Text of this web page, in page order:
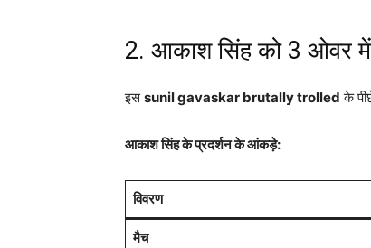
2. आकाश सिंह को 3 ओवर
इसsunil gavaskar brutally trolled के
आकाश सिंह के प्रदर्शन के आंकड़े:
विवरण
मैच